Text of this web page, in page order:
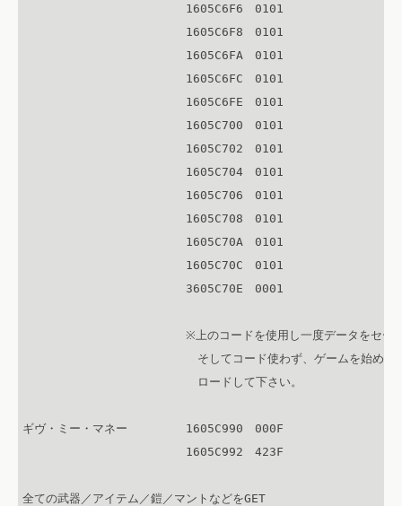
1605C6F6　0101
1605C6F8　0101
1605C6FA　0101
1605C6FC　0101
1605C6FE　0101
1605C700　0101
1605C702　0101
1605C704　0101
1605C706　0101
1605C708　0101
1605C70A　0101
1605C70C　0101
3605C70E　0001
※上のコードを使用し一度データをセーブし
そしてコード使わず、ゲームを始めてデ
ロードして下さい。
ギヴ・ミー・マネー　　　　　1605C990　000F
1605C992　423F
全ての武器／アイテム／鎧／マントなどをGET